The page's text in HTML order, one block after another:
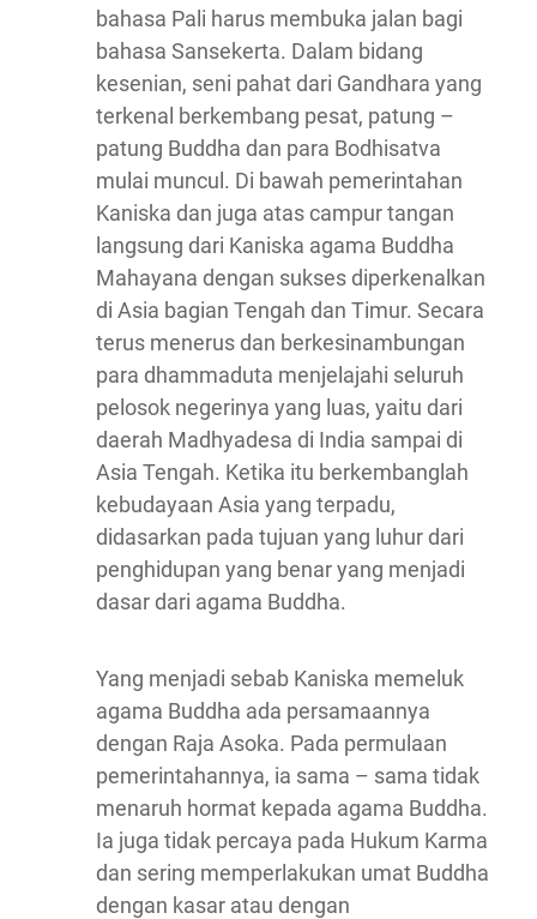
bahasa Pali harus membuka jalan bagi
bahasa Sansekerta. Dalam bidang
kesenian, seni pahat dari Gandhara yang
terkenal berkembang pesat, patung –
patung Buddha dan para Bodhisatva
mulai muncul. Di bawah pemerintahan
Kaniska dan juga atas campur tangan
langsung dari Kaniska agama Buddha
Mahayana dengan sukses diperkenalkan
di Asia bagian Tengah dan Timur. Secara
terus menerus dan berkesinambungan
para dhammaduta menjelajahi seluruh
pelosok negerinya yang luas, yaitu dari
daerah Madhyadesa di India sampai di
Asia Tengah. Ketika itu berkembanglah
kebudayaan Asia yang terpadu,
didasarkan pada tujuan yang luhur dari
penghidupan yang benar yang menjadi
dasar dari agama Buddha.
Yang menjadi sebab Kaniska memeluk
agama Buddha ada persamaannya
dengan Raja Asoka. Pada permulaan
pemerintahannya, ia sama – sama tidak
menaruh hormat kepada agama Buddha.
Ia juga tidak percaya pada Hukum Karma
dan sering memperlakukan umat Buddha
dengan kasar atau dengan